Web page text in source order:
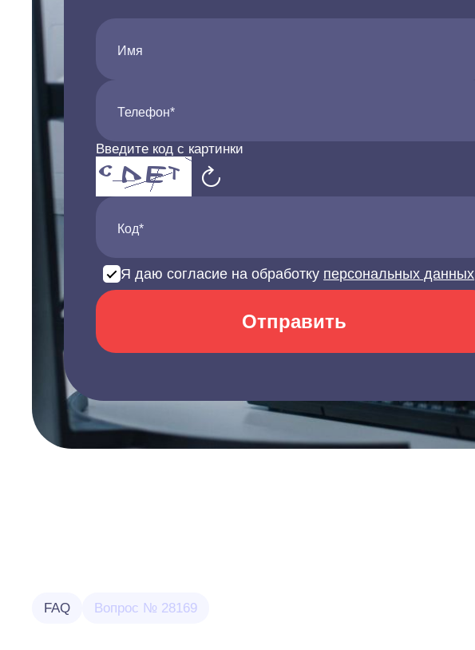
Имя
Телефон*
Введите код с картинки
Код*
Я даю согласие на обработку персональных данных
Отправить
FAQ Вопрос № 28169